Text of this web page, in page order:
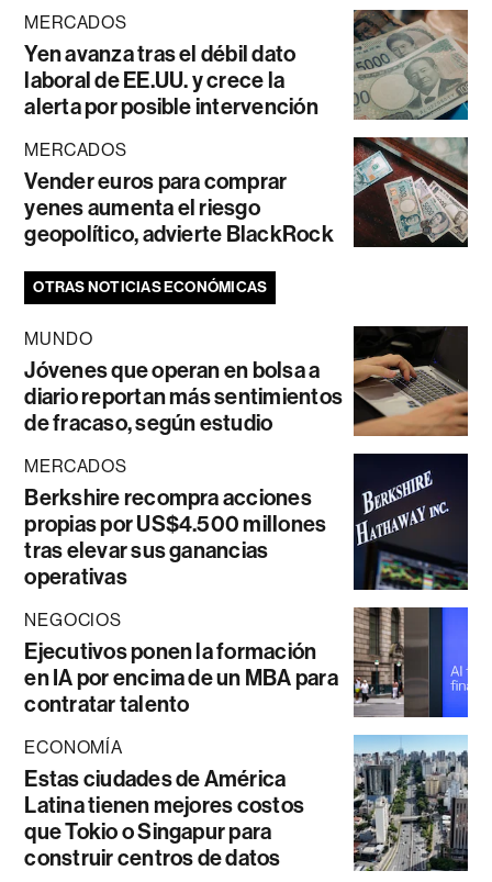
MERCADOS
Yen avanza tras el débil dato
laboral de EE.UU. y crece la
alerta por posible intervención
MERCADOS
Vender euros para comprar
yenes aumenta el riesgo
geopolítico, advierte BlackRock
OTRAS NOTICIAS ECONÓMICAS
MUNDO
Jóvenes que operan en bolsa a
diario reportan más sentimientos
de fracaso, según estudio
MERCADOS
Berkshire recompra acciones
propias por US$4.500 millones
tras elevar sus ganancias
operativas
NEGOCIOS
Ejecutivos ponen la formación
en IA por encima de un MBA para
contratar talento
ECONOMÍA
Estas ciudades de América
Latina tienen mejores costos
que Tokio o Singapur para
construir centros de datos